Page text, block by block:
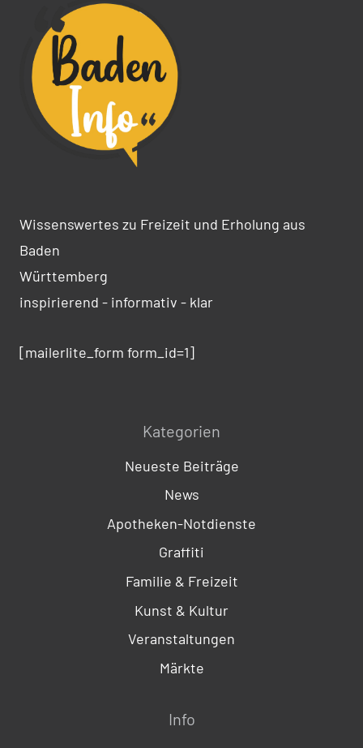
Wissenswertes zu Freizeit und Erholung aus
Baden
Württemberg
inspirierend - informativ - klar
[mailerlite_form form_id=1]
Kategorien
Neueste Beiträge
News
Apotheken-Notdienste
Graffiti
Familie & Freizeit
Kunst & Kultur
Veranstaltungen
Märkte
Info